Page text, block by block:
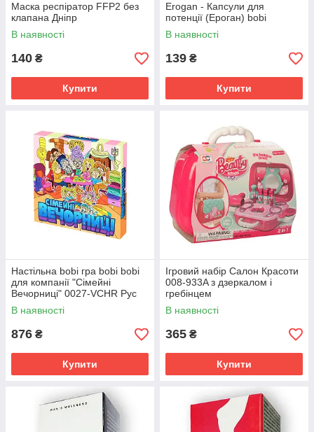
Маска респіратор FFP2 без
клапана Дніпр
В наявності
140 ₴
Купити
Erogan - Капсули для
потенції (Ероган) bobi
В наявності
139 ₴
Купити
Настільна bobi гра bobi bobi
для компанії "Сімейні
Вечорниці" 0027-VCHR Рус
В наявності
876 ₴
Купити
Ігровий набір Салон Красоти
008-933A з дзеркалом і
гребінцем
В наявності
365 ₴
Купити